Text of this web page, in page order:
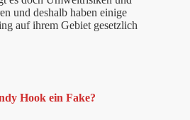
und deshalb haben einige
auf ihrem Gebiet gesetzlich
Hook ein Fake?